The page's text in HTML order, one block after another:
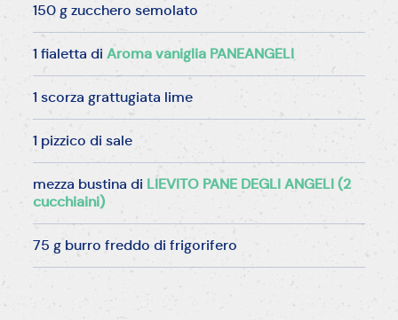
150 g zucchero semolato
1 fialetta diAroma vaniglia PANEANGELI
1 scorza grattugiata lime
1 pizzico di sale
mezza bustina di LIEVITO PANE DEGLI ANGELI (2
cucchiaini)
75 g burro freddo di frigorifero